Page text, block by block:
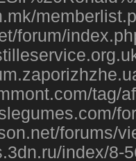
forum/
tag/
forums/
index/8-